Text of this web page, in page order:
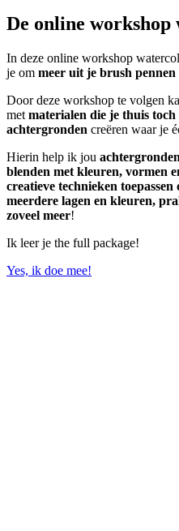
De online
In deze online workshop
je om meer uit je brush pennen
Door deze workshop te volgen
met materialen die je thuis toch
achtergronden creëren waar je
Hierin help ik jou
blenden met kleuren, vormen
creatieve technieken
meerdere lagen en kleuren,
zoveel meer!
Ik leer je the full package!
Yes, ik doe mee!